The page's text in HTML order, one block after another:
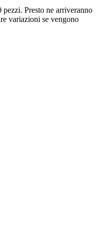
Presto ne arriveranno
variazioni se vengono